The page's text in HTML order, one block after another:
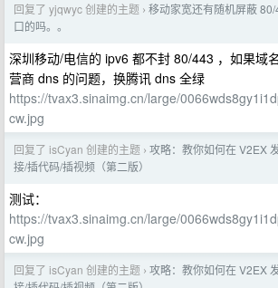
回复了 yjqwyc 创建的主题 › 移动家宽还有随机屏蔽
口的吗。。
深圳移动/电信的 ipv6 都不封 80/443 ，如果域
营商 dns 的问题，换腾讯 dns 全绿
https://tvax3.sinaimg.cn/large/
cw.jpg
回复了 isCyan 创建的主题 › 攻略：教你如何在 V2EX
接/插代码/插视频（第二版）
测试：
https://tvax3.sinaimg.cn/large/
cw.jpg
回复了 isCyan 创建的主题 › 攻略：教你如何在 V2EX